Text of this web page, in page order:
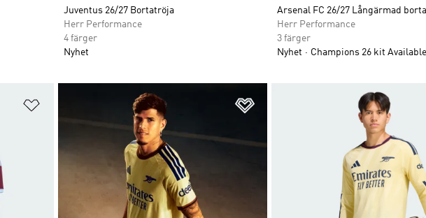
Juventus 26/27 Bortatröja
Herr Performance
4 färger
Nyhet
Arsenal FC 26/27 Långärmad
Herr Performance
3 färger
Nyhet
Champions 26 kit
Lägg till på önskelistan Lägg till på önskelistan